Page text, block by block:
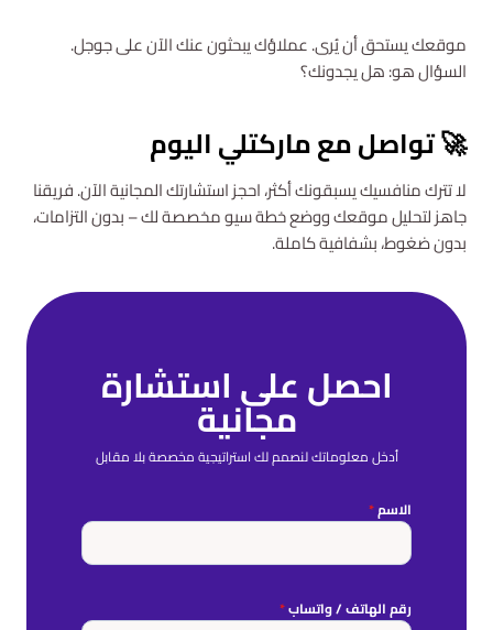
موقعك يستحق أن يُرى. عملاؤك يبحثون عنك الآن على جوجل.
السؤال هو: هل يجدونك؟
🚀 تواصل مع ماركتلي اليوم
لا تترك منافسيك يسبقونك أكثر، احجز استشارتك المجانية الآن. فريقنا
جاهز لتحليل موقعك ووضع خطة سيو مخصصة لك – بدون التزامات،
بدون ضغوط، بشفافية كاملة.
احصل على استشارة
مجانية
أدخل معلوماتك لنصمم لك استراتيجية مخصصة بلا مقابل
الاسم*
رقم الهاتف / واتساب*